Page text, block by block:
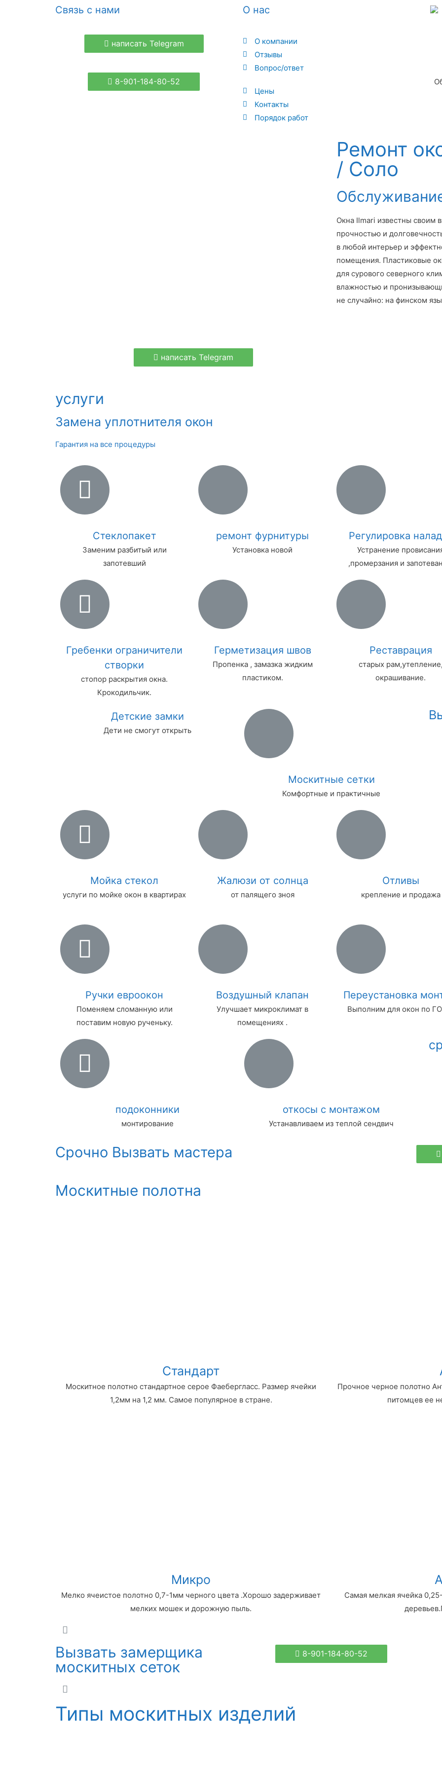
Связь с нами
написать Telegram
8-901-184-80-52
О нас
О компании
Отзывы
Вопрос/ответ
Цены
Контакты
Порядок работ
написать Telegram
Ремонт
/ Соло
Окна Ilmari известны своим
прочностью и
в любой интерьер и
помещения. Пластиковые
для сурового северного
влажностью и
не случайно: на финском
услуги
Замена уплотнителя окон
Гарантия на все процедуры
Стеклопакет
Заменим разбитый или
запотевший
ремонт фурнитуры
Установка новой
Регулировка
Устранение
,промерзания и
Гребенки ограничители
створки
стопор раскрытия окна.
Крокодильчик.
Герметизация швов
Пропенка , замазка жидким
пластиком.
Реставрация
старых рам,утепление,
окрашивание.
Детские замки
Дети не смогут открыть
Москитные сетки
Комфортные и практичные
Мойка стекол
услуги по мойке окон в квартирах
Жалюзи от солнца
от палящего зноя
Отливы
крепление и продажа
Ручки евроокон
Поменяем сломанную или
поставим новую рученьку.
Воздушный клапан
Улучшает микроклимат в
помещениях .
Переустановка
Выполним для окон по
подоконники
монтирование
откосы с монтажом
Устанавливаем из теплой сендвич
Срочно Вызвать мастера
Москитные полотна
Стандарт
Москитное полотно стандартное серое Фаебергласс. Размер ячейки
1,2мм на 1,2 мм. Самое популярное в стране.
Прочное черное полотно
питомцев ее
Микро
Мелко ячеистое полотно 0,7-1мм черного цвета .Хорошо задерживает
мелких мошек и дорожную пыль.
Самая мелкая ячейка
Вызвать замерщика
москитных сеток
8-901-184-80-52
Типы москитных изделий